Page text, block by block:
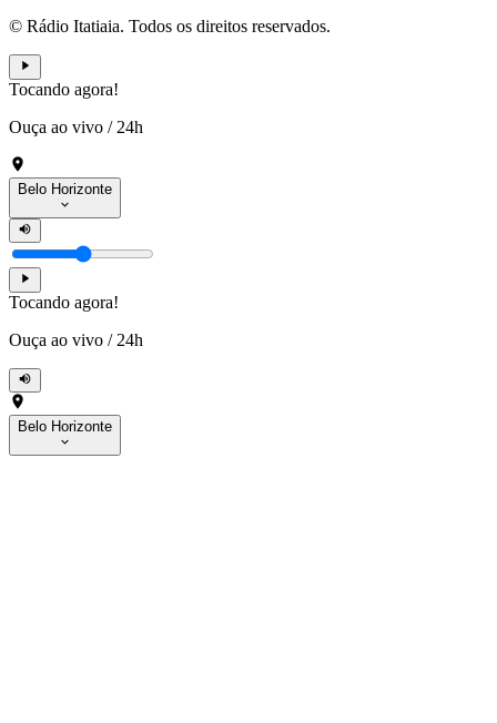
© Rádio Itatiaia. Todos os direitos reservados.
Tocando agora!
Ouça ao vivo / 24h
Belo Horizonte
Tocando agora!
Ouça ao vivo / 24h
Belo Horizonte